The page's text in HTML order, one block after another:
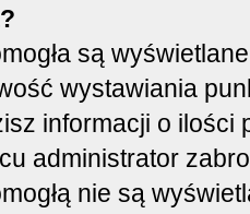
są
wystawiania
informacji o ilości
administrator
nie są